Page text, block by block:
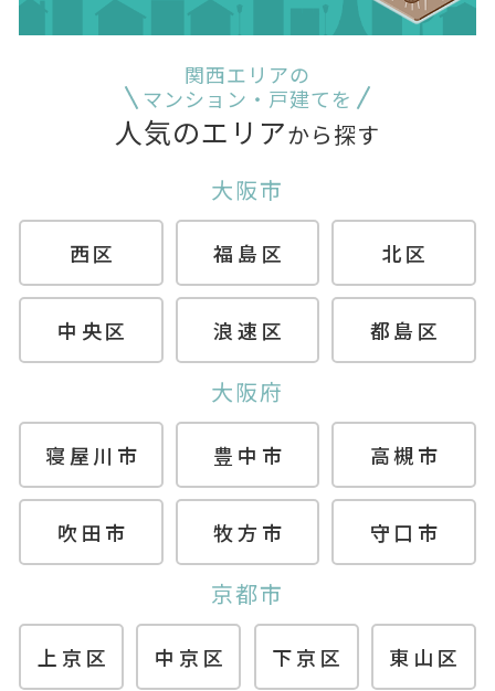
関西エリアの
マンション・戸建てを
人気のエリアから探す
大阪市
西区 福島区 北区
中央区 浪速区 都島区
大阪府
寝屋川市 豊中市 高槻市
吹田市 牧方市 守口市
京都市
上京区 中京区 下京区 東山区